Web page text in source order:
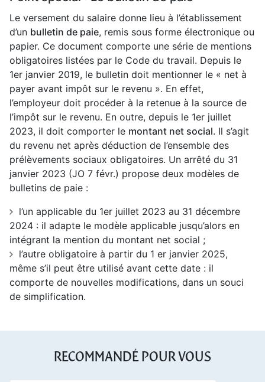
Le versement du salaire donne lieu à l’établissement
d’un bulletin de paie, remis sous forme électronique ou
papier. Ce document comporte une série de mentions
obligatoires listées par le Code du travail. Depuis le
1er janvier 2019, le bulletin doit mentionner le « net à
payer avant impôt sur le revenu ». En effet,
l’employeur doit procéder à la retenue à la source de
l’impôt sur le revenu. En outre, depuis le 1er juillet
2023, il doit comporter le montant net social. Il s’agit
du revenu net après déduction de l’ensemble des
prélèvements sociaux obligatoires. Un arrêté du 31
janvier 2023 (JO 7 févr.) propose deux modèles de
bulletins de paie :
l’un applicable du 1er juillet 2023 au 31 décembre
2024 : il adapte le modèle applicable jusqu’alors en
intégrant la mention du montant net social ;
l’autre obligatoire à partir du 1 er janvier 2025,
même s’il peut être utilisé avant cette date : il
comporte de nouvelles modifications, dans un souci
de simplification.
RECOMMANDÉ POUR VOUS